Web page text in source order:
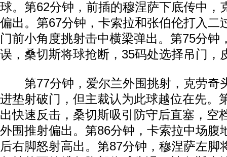
球。第62分钟，前插的穆涅萨下底传中，
偏出。第67分钟，卡索拉和张伯伦打入二
门前小角度挑射击中横梁弹出。第75分钟
误，桑切斯将球抢断，35码处选择吊门，
第77分钟，爱尔兰外围挑射，克劳奇
进垫射破门，但主裁认为此球越位在先。
出快速反击，桑切斯吸引防守后直塞，空
外围推射偏出。第86分钟，卡索拉中场腹
后右脚怒射高出。第87分钟，穆涅萨左脚